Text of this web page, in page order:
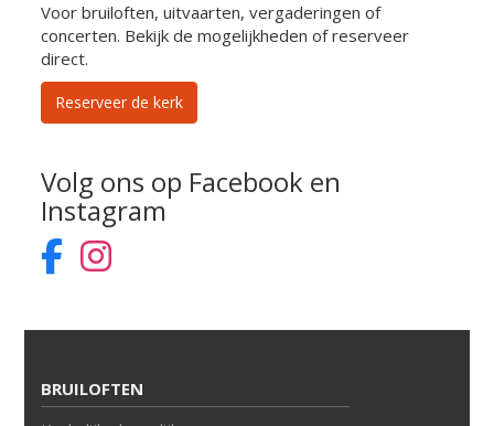
Voor bruiloften, uitvaarten, vergaderingen of
concerten. Bekijk de mogelijkheden of reserveer
direct.
Reserveer de kerk
Volg ons op Facebook en
Instagram
BRUILOFTEN